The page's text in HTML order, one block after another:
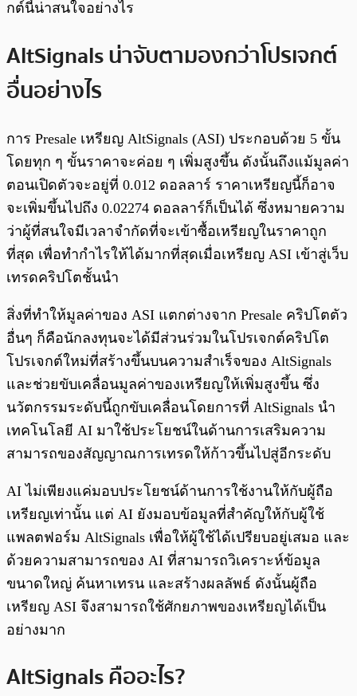
กต์นี้น่าสนใจอย่างไร
AltSignals น่าจับตามองกว่าโปรเจกต์
อื่นอย่างไร
การ Presale เหรียญ AltSignals (ASI) ประกอบด้วย 5 ขั้น
โดยทุก ๆ ขั้นราคาจะค่อย ๆ เพิ่มสูงขึ้น ดังนั้นถึงแม้มูลค่า
ตอนเปิดตัวจะอยู่ที่ 0.012 ดอลลาร์ ราคาเหรียญนี้ก็อาจ
จะเพิ่มขึ้นไปถึง 0.02274 ดอลลาร์ก็เป็นได้ ซึ่งหมายความ
ว่าผู้ที่สนใจมีเวลาจำกัดที่จะเข้าซื้อเหรียญในราคาถูก
ที่สุด เพื่อทำกำไรให้ได้มากที่สุดเมื่อเหรียญ ASI เข้าสู่เว็บ
เทรดคริปโตชั้นนำ
สิ่งที่ทำให้มูลค่าของ ASI แตกต่างจาก Presale คริปโตตัว
อื่นๆ ก็คือนักลงทุนจะได้มีส่วนร่วมในโปรเจกต์คริปโต
โปรเจกต์ใหม่ที่สร้างขึ้นบนความสำเร็จของ AltSignals
และช่วยขับเคลื่อนมูลค่าของเหรียญให้เพิ่มสูงขึ้น ซึ่ง
นวัตกรรมระดับนี้ถูกขับเคลื่อนโดยการที่ AltSignals นำ
เทคโนโลยี AI มาใช้ประโยชน์ในด้านการเสริมความ
สามารถของสัญญาณการเทรดให้ก้าวขึ้นไปสู่อีกระดับ
AI ไม่เพียงแค่มอบประโยชน์ด้านการใช้งานให้กับผู้ถือ
เหรียญเท่านั้น แต่ AI ยังมอบข้อมูลที่สำคัญให้กับผู้ใช้
แพลตฟอร์ม AltSignals เพื่อให้ผู้ใช้ได้เปรียบอยู่เสมอ และ
ด้วยความสามารถของ AI ที่สามารถวิเคราะห์ข้อมูล
ขนาดใหญ่ ค้นหาเทรน และสร้างผลลัพธ์ ดังนั้นผู้ถือ
เหรียญ ASI จึงสามารถใช้ศักยภาพของเหรียญได้เป็น
อย่างมาก
AltSignals คืออะไร?